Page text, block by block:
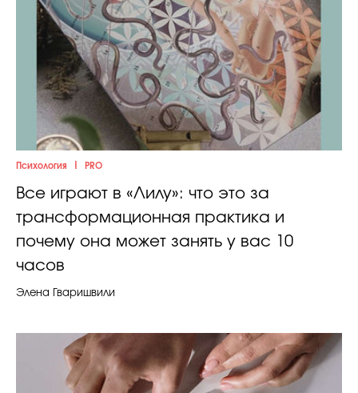
Психология PRO
Все играют в «Лилу»: что это за
трансформационная практика и
почему она может занять у вас 10
часов
Элена Гваришвили